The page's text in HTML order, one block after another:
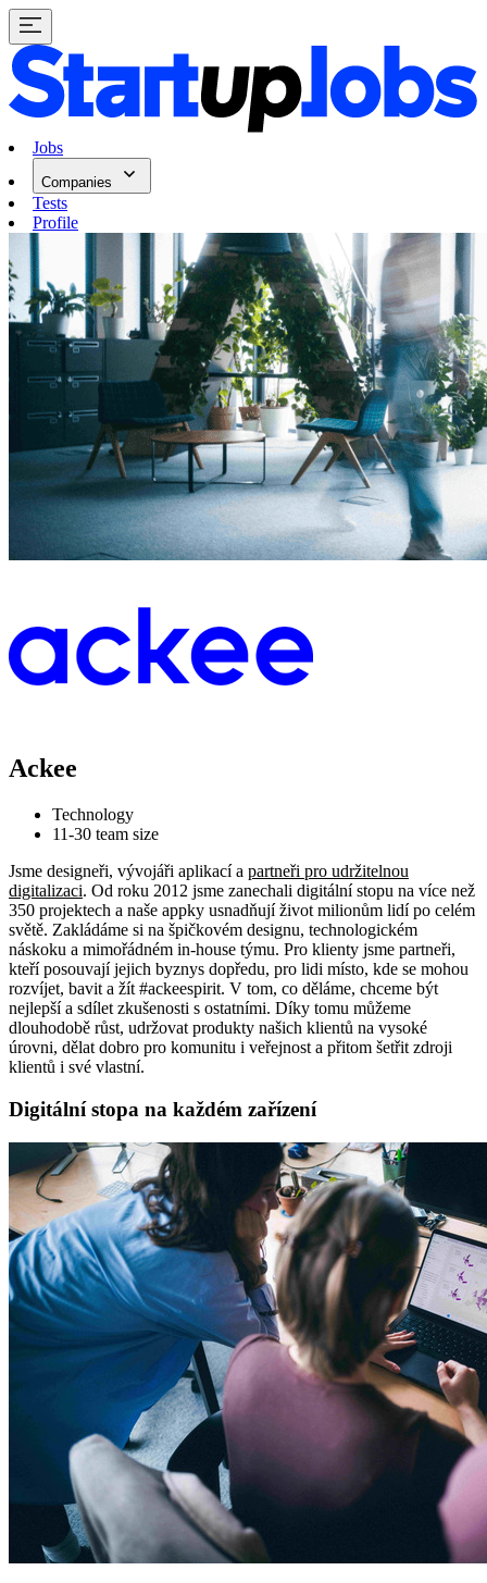
Jobs
Companies
Tests
Profile
Ackee
Technology
11-30 team size
Jsme designeři, vývojáři aplikací a partneři pro udržitelnou
digitalizaci. Od roku 2012 jsme zanechali digitální stopu na více než
350 projektech a naše appky usnadňují život milionům lidí po celém
světě. Zakládáme si na špičkovém designu, technologickém
náskoku a mimořádném in-house týmu. Pro klienty jsme partneři,
kteří posouvají jejich byznys dopředu, pro lidi místo, kde se mohou
rozvíjet, bavit a žít #ackeespirit. V tom, co děláme, chceme být
nejlepší a sdílet zkušenosti s ostatními. Díky tomu můžeme
dlouhodobě růst, udržovat produkty našich klientů na vysoké
úrovni, dělat dobro pro komunitu i veřejnost a přitom šetřit zdroji
klientů i své vlastní.
Digitální stopa na každém zařízení